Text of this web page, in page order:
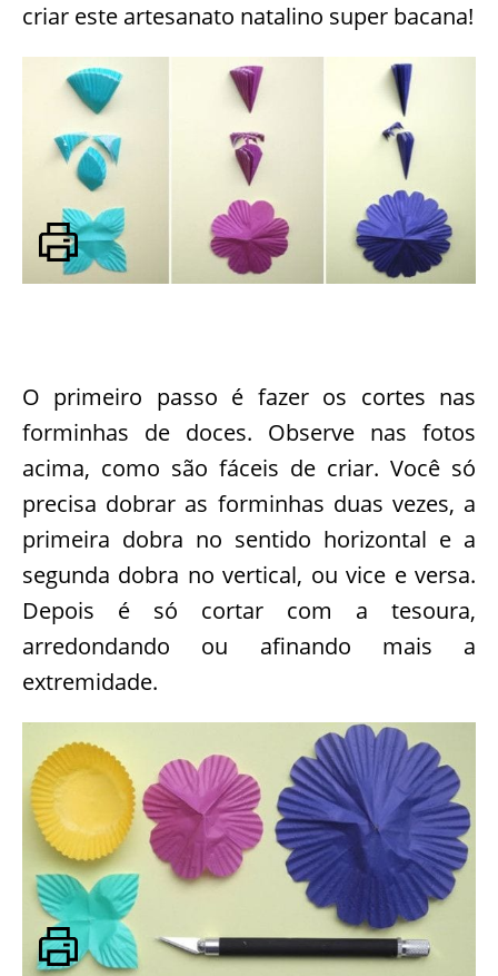
criar este artesanato natalino super bacana!
O primeiro passo é fazer os cortes nas
forminhas de doces. Observe nas fotos
acima, como são fáceis de criar. Você só
precisa dobrar as forminhas duas vezes, a
primeira dobra no sentido horizontal e a
segunda dobra no vertical, ou vice e versa.
Depois é só cortar com a tesoura,
arredondando ou afinando mais a
extremidade.